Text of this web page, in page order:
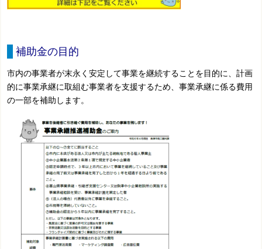
補助金の目的
市内の事業者が末永く安定して事業を継続することを目的に、計画
的に事業承継に取組む事業者を支援するため、事業承継に係る費用
の一部を補助します。